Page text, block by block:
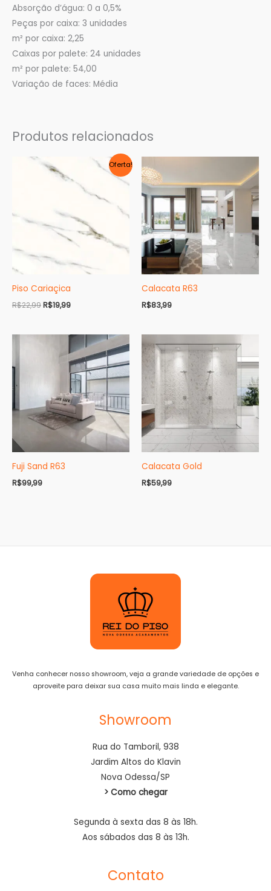
Absorção d’água: 0 a 0,5%
Peças por caixa: 3 unidades
m² por caixa: 2,25
Caixas por palete: 24 unidades
m² por palete: 54,00
Variação de faces: Média
Produtos relacionados
Oferta!
Piso Cariaçica
R$22,99
preço
original
R$19,99
atual
R$19,99.
Calacata R63
R$83,99
Fuji Sand R63
R$99,99
Calacata Gold
R$59,99
Venha conhecer nosso showroom, veja a grande variedade de opções e
aproveite para deixar sua casa muito mais linda e elegante.
Showroom
Rua do Tamboril, 938
Jardim Altos do Klavin
Nova Odessa/SP
> Como chegar
Segunda à sexta das 8 às 18h.
Aos sábados das 8 às 13h.
Contato